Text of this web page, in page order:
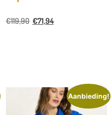
€119,90 €71,94
Aanbieding!